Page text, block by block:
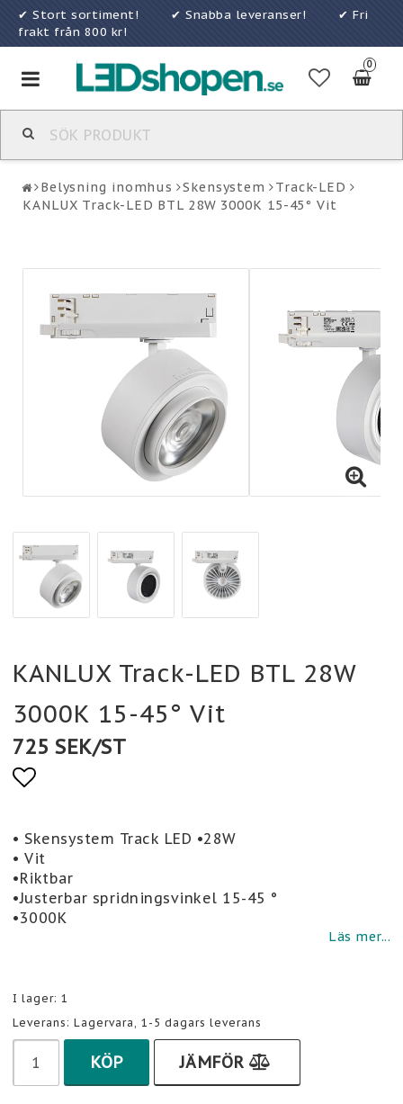
✔ Stort sortiment! ✔ Snabba leveranser! ✔ Fri
frakt från 800 kr!
0
Toggle
navigation
Belysning inomhus Skensystem
Track-LED
KANLUX Track-LED BTL 28W 3000K 15-45° Vit
KANLUX Track-LED BTL 28W
3000K 15-45° Vit
725 SEK/ST
• Skensystem Track LED •28W
• Vit
•Riktbar
•Justerbar spridningsvinkel 15-45 °
•3000K
Läs mer...
I lager: 1
Leverans: Lagervara, 1-5 dagars leverans
KÖP JÄMFÖR